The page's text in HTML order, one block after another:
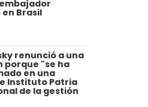
Brasil
renunció a una
porque "se ha
en una
Instituto Patria
de la gestión